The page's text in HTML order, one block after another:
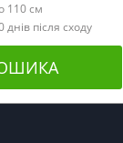
110 см
днів після сходу